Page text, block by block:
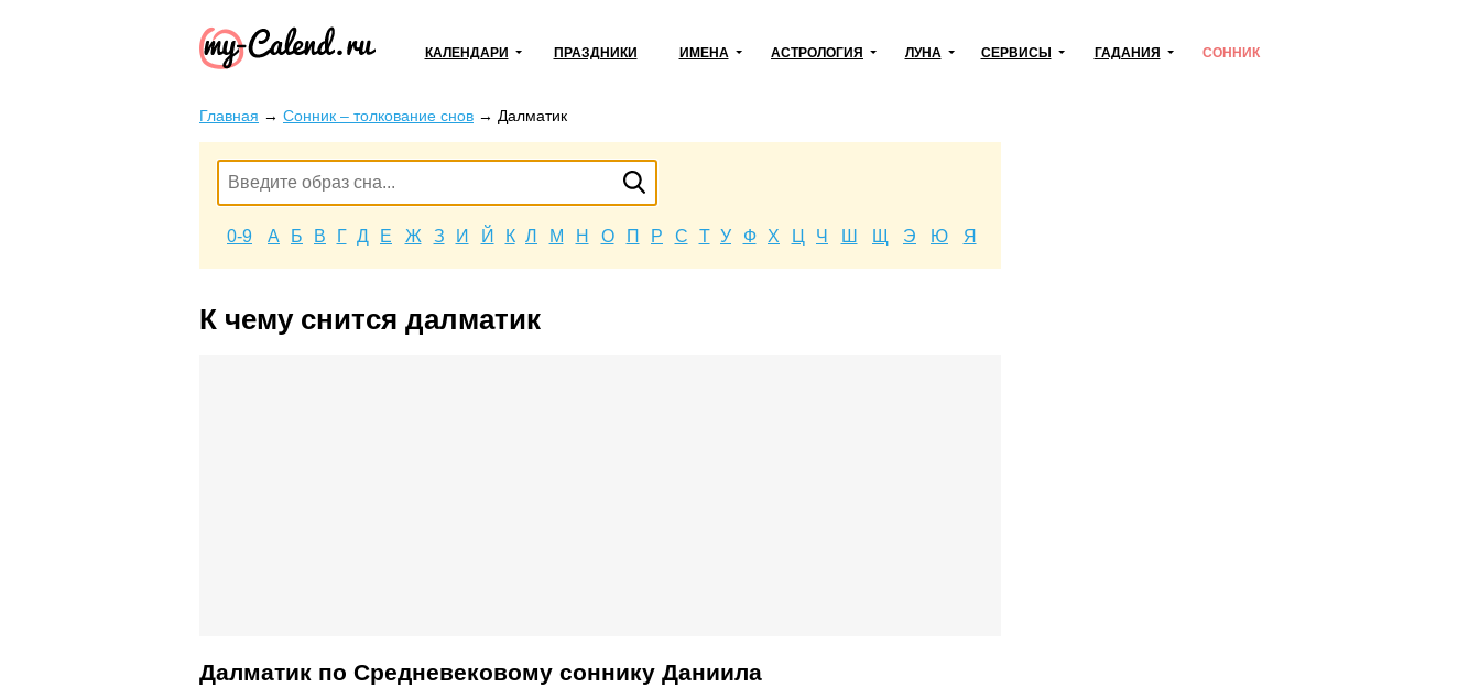
КАЛЕНДАРИ ПРАЗДНИКИ ИМЕНА АСТРОЛОГИЯ ЛУНА СЕРВИСЫ ГАДАНИЯ СОННИК
Главная → Сонник – толкование снов → Далматик
0-9 А Б В Г Д Е Ж З И Й К Л М Н О П Р С Т У Ф Х Ц Ч Ш Щ Э Ю Я
К чему снится далматик
Далматик по Средневековому соннику Даниила